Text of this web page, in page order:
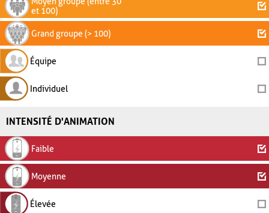
et 100)
Grand groupe (> 100)
Équipe
Individuel
INTENSITÉ D'ANIMATION
Faible
Moyenne
Élevée